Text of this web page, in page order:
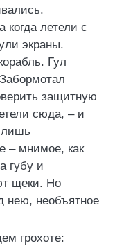
когда летели с
экраны.
Гул
защитную
сюда, – и
лишь
– мнимое, как
губу и
щеки. Но
нею, необъятное
грохоте: